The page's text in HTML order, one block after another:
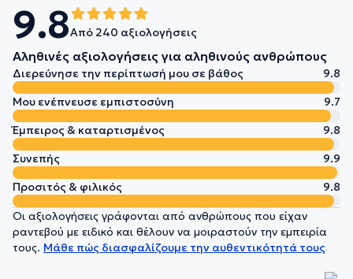
9.8Από 240 αξιολογήσεις
Αληθινές αξιολογήσεις για αληθινούς ανθρώπους
Διερεύνησε την περίπτωσή μου σε βάθος
9.8
Μου ενέπνευσε εμπιστοσύνη
9.7
Έμπειρος & καταρτισμένος
9.8
Συνεπής
9.9
Προσιτός & φιλικός
9.8
Οι αξιολογήσεις γράφονται από ανθρώπους που είχαν
ραντεβού με ειδικό και θέλουν να μοιραστούν την εμπειρία
τους. Μάθε πώς διασφαλίζουμε την αυθεντικότητά τους